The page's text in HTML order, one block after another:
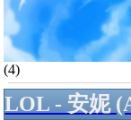
(4)
LOL - 安妮